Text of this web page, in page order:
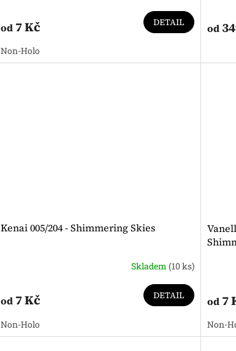
od 7 Kč DETAIL
Non-Holo
od
Kenai 005/204 - Shimmering Skies
Skladem (10 ks)
od 7 Kč DETAIL
Non-Holo
od7
Non-